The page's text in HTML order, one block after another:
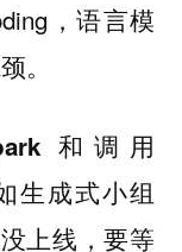
，语言模
。
和调用
生成式小组
上线，要等